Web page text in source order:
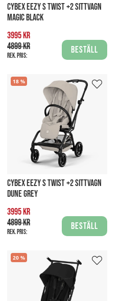
CYBEX EEZY S TWIST +2 SITTVAGN
MAGIC BLACK
3995 kr
4899 kr
Rek. pris:
Beställ
18
CYBEX EEZY S TWIST +2 SITTVAGN
DUNE GREY
3995 kr
4899 kr
Rek. pris:
Beställ
20